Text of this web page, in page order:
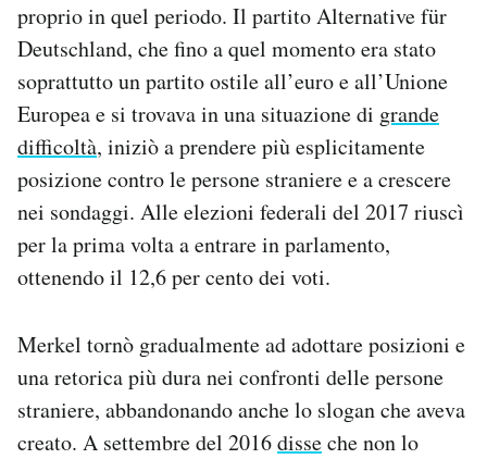
proprio in quel periodo. Il partito Alternative für
Deutschland, che fino a quel momento era stato
soprattutto un partito ostile all’euro e all’Unione
Europea e si trovava in una situazione di grande
difficoltà, iniziò a prendere più esplicitamente
posizione contro le persone straniere e a crescere
nei sondaggi. Alle elezioni federali del 2017 riuscì
per la prima volta a entrare in parlamento,
ottenendo il 12,6 per cento dei voti.
Merkel tornò gradualmente ad adottare posizioni e
una retorica più dura nei confronti delle persone
straniere, abbandonando anche lo slogan che aveva
creato. A settembre del 2016disseche non lo